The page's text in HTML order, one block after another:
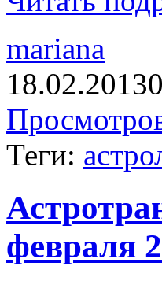
mariana
18.02.2013
Теги:
февраля